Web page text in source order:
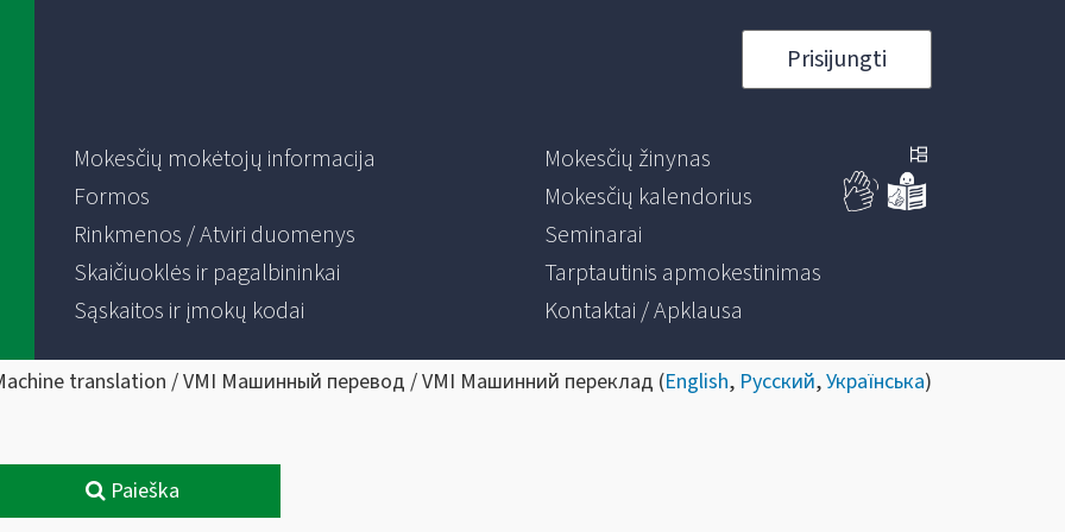
Prisijungti
Mokesčių mokėtojų informacija
Formos
Rinkmenos / Atviri duomenys
Skaičiuoklės ir pagalbininkai
Sąskaitos ir įmokų kodai
Mokesčių žinynas
Mokesčių kalendorius
Seminarai
Tarptautinis apmokestinimas
Kontaktai / Apklausa
translation / VMI Машинный перевод / VMI Машинний переклад (English, Русский,Українська)
Paieška